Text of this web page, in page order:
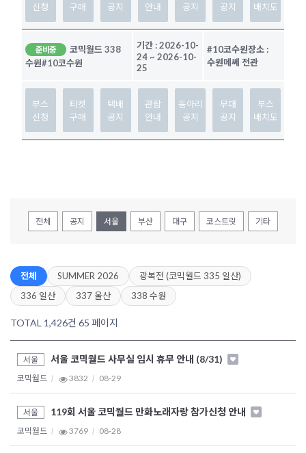
신청
구매
공지
안내
공지
공지
배치도
준비중
코믹월드 338
수원#10코수원
기간 :2026-10-
24~ 2026-10-
25
#10코수원장소 :
수원메쎄 전관
부스
신청
티켓
구매
택배
공지
관람
안내
동아리
공지
무대
공지
부스
배치도
전체 공지 서울 부산 대구 코스트릿 기타
전체 SUMMER 2026
광복전 (코믹월드 335 일산)
336 일산
337 울산 338 수원
TOTAL 1,426건 65 페이지
서울 서울 코믹월드 사무실 임시 휴무 안내 (8/31)
코믹월드 3832 08-29
서울 119회 서울 코믹월드 만화노래자랑 참가신청 안내
코믹월드 3769 08-28